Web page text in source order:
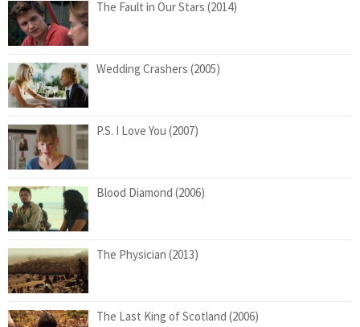
The Fault in Our Stars (2014)
Wedding Crashers (2005)
P.S. I Love You (2007)
Blood Diamond (2006)
The Physician (2013)
The Last King of Scotland (2006)